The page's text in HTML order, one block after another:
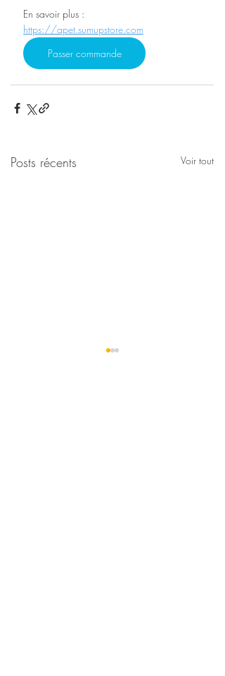
En savoir plus :
https://apet.sumupstore.com
Passer commande
Posts récents Voir tout